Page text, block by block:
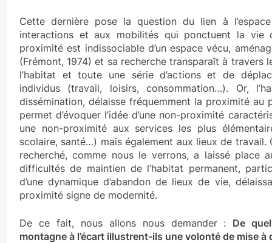
Cette dernière pose la question du lien à
interactions et aux mobilités qui ponctuent la vie
proximité est indissociable d’un espace vécu,
(Frémont, 1974) et sa recherche transparaît à travers
l’habitat et toute une série d’actions et de
individus (travail, loisirs, consommation…). Or,
dissémination, délaisse fréquemment la proximité
permet d’évoquer l’idée d’une non-proximité
une non-proximité aux services les plus
scolaire, santé…) mais également aux lieux de
recherché, comme nous le verrons, a laissé place
difficultés de maintien de l’habitat permanent,
d’une dynamique d’abandon de lieux de vie,
proximité signe de modernité.
De ce fait, nous allons nous demander : De
montagne à l’écart illustrent-ils une volonté de mise